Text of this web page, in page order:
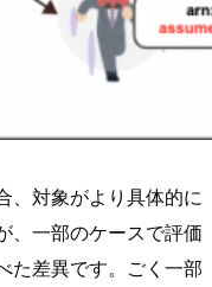
、対象がより具体的に
、一部のケースで評価
た差異です。ごく一部